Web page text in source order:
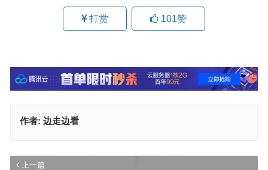
打赏 101赞
作者: 边走边看
上一篇